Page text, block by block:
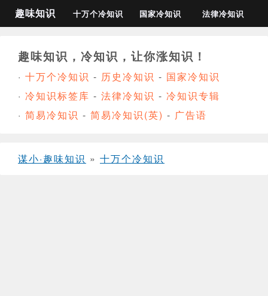
趣味知识 十万个冷知识 国家冷知识 法律冷知识
趣味知识，冷知识，让你涨知识！
· 十万个冷知识 - 历史冷知识 - 国家冷知识
· 冷知识标签库 - 法律冷知识 - 冷知识专辑
· 简易冷知识 - 简易冷知识(英) - 广告语
谋小·趣味知识 » 十万个冷知识